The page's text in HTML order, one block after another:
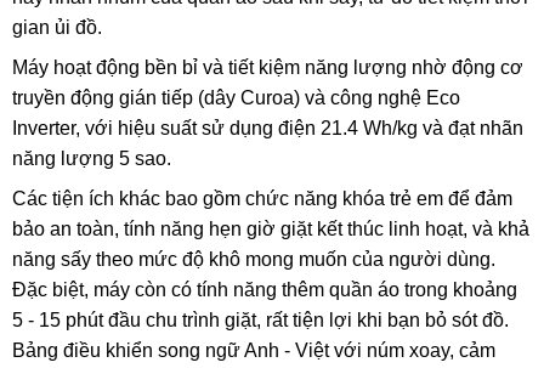
gian ủi đồ.
Máy hoạt động bền bỉ và tiết kiệm năng lượng nhờ động cơ
truyền động gián tiếp (dây Curoa) và công nghệ Eco
Inverter, với hiệu suất sử dụng điện 21.4 Wh/kg và đạt nhãn
năng lượng 5 sao.
Các tiện ích khác bao gồm chức năng khóa trẻ em để đảm
bảo an toàn, tính năng hẹn giờ giặt kết thúc linh hoạt, và khả
năng sấy theo mức độ khô mong muốn của người dùng.
Đặc biệt, máy còn có tính năng thêm quần áo trong khoảng
5 - 15 phút đầu chu trình giặt, rất tiện lợi khi bạn bỏ sót đồ.
Bảng điều khiển song ngữ Anh - Việt với núm xoay, cảm